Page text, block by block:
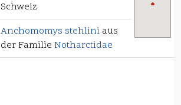
Schweiz
Anchomomys stehlini aus
der Familie Notharctidae